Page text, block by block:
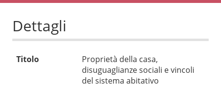
Dettagli
Titolo
Proprietà della casa,
disuguaglianze sociali e vincoli
del sistema abitativo